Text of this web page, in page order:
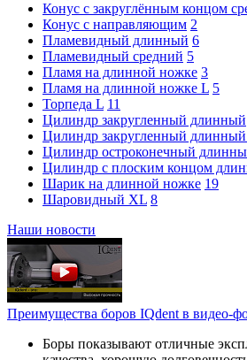
Конус с закруглённым концом
Конус с направляющим 2
Пламевидный длинный 6
Пламевидный средний 5
Пламя на длинной ножке 3
Пламя на длинной ножке L 5
Торпеда L 11
Цилиндр закругленный длинный
Цилиндр закругленный
Цилиндр остроконечный
Цилиндр с плоским концом
Шарик на длинной ножке 19
Шаровидный XL 8
Наши новости
Преимущества боров IQdent в видео-
Боры показывают отличные